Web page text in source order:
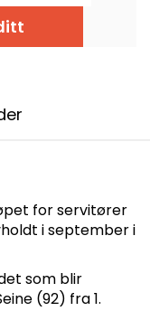
for servitører
i september i
som blir
(92) fra 1.